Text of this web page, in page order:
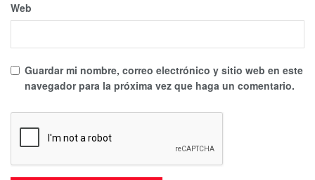
Web
Guardar mi nombre, correo electrónico y sitio web en este
navegador para la próxima vez que haga un comentario.